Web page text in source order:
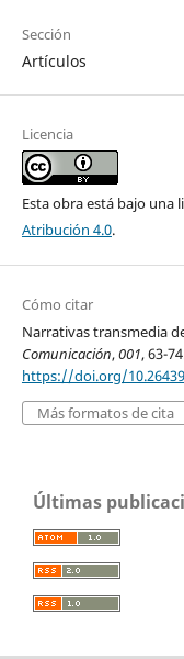
Sección
Artículos
Licencia
Esta obra está bajo una
Atribución 4.0.
Cómo citar
Narrativas transmedia
Comunicación,001, 63-
https://doi.org/
Más formatos de cita
Últimas